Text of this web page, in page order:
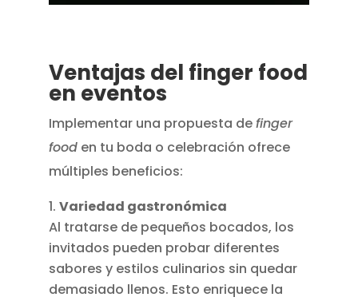
Ventajas del finger food
en eventos
Implementar una propuesta definger
fooden tu boda o celebración ofrece
múltiples beneficios:
Variedad gastronómica
Al tratarse de pequeños bocados, los
invitados pueden probar diferentes
sabores y estilos culinarios sin quedar
demasiado llenos. Esto enriquece la